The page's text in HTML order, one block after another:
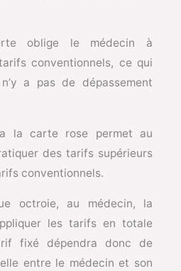
oblige le médecin à
conventionnels, ce qui
n’y a pas de dépassement
la carte rose permet au
des tarifs supérieurs
conventionnels.
octroie, au médecin, la
les tarifs en totale
fixé dépendra donc de
entre le médecin et son